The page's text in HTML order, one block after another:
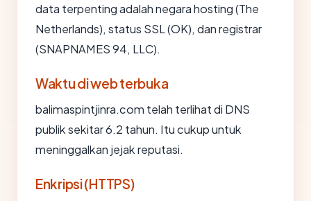
data terpenting adalah negara hosting (The
Netherlands), status SSL (OK), dan registrar
(SNAPNAMES 94, LLC).
Waktu di web terbuka
balimaspintjinra.com telah terlihat di DNS
publik sekitar 6.2 tahun. Itu cukup untuk
meninggalkan jejak reputasi.
Enkripsi (HTTPS)